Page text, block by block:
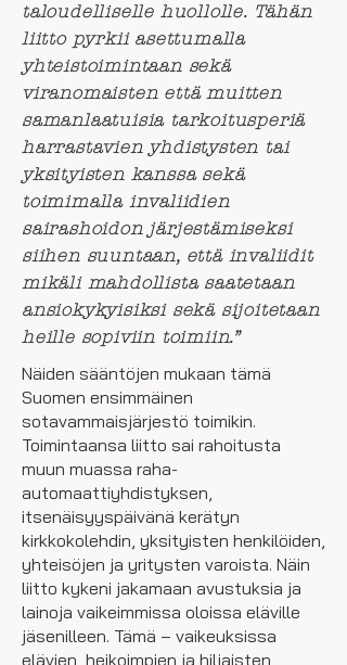
taloudelliselle huollolle. Tähän
liitto pyrkii asettumalla
yhteistoimintaan sekä
viranomaisten että muitten
samanlaatuisia tarkoitusperiä
harrastavien yhdistysten tai
yksityisten kanssa sekä
toimimalla invaliidien
sairashoidon järjestämiseksi
siihen suuntaan, että invaliidit
mikäli mahdollista saatetaan
ansiokykyisiksi sekä sijoitetaan
heille sopiviin toimiin.”
Näiden sääntöjen mukaan tämä
Suomen ensimmäinen
sotavammaisjärjestö toimikin.
Toimintaansa liitto sai rahoitusta
muun muassa raha-
automaattiyhdistyksen,
itsenäisyyspäivänä kerätyn
kirkkokolehdin, yksityisten henkilöiden,
yhteisöjen ja yritysten varoista. Näin
liitto kykeni jakamaan avustuksia ja
lainoja vaikeimmissa oloissa eläville
jäsenilleen. Tämä – vaikeuksissa
elävien, heikoimpien ja hiljaisten